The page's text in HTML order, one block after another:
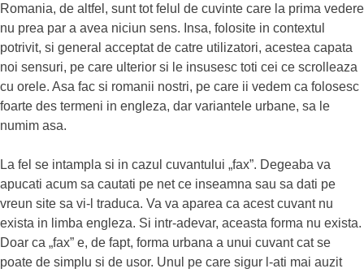
Romania, de altfel, sunt tot felul de cuvinte care la prima vedere
nu prea par a avea niciun sens. Insa, folosite in contextul
potrivit, si general acceptat de catre utilizatori, acestea capata
noi sensuri, pe care ulterior si le insusesc toti cei ce scrolleaza
cu orele. Asa fac si romanii nostri, pe care ii vedem ca folosesc
foarte des termeni in engleza, dar variantele urbane, sa le
numim asa.
La fel se intampla si in cazul cuvantului „fax”. Degeaba va
apucati acum sa cautati pe net ce inseamna sau sa dati pe
vreun site sa vi-l traduca. Va va aparea ca acest cuvant nu
exista in limba engleza. Si intr-adevar, aceasta forma nu exista.
Doar ca „fax” e, de fapt, forma urbana a unui cuvant cat se
poate de simplu si de usor. Unul pe care sigur l-ati mai auzit